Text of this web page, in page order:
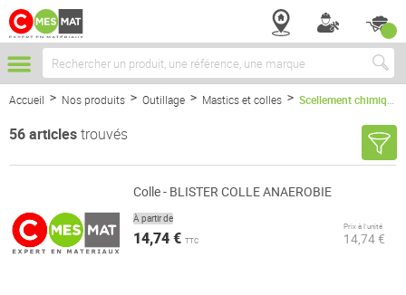
Chercher
Accueil Nos produits Outillage Mastics et colles Scellement chimique
56articlestrouvés
Colle - BLISTER COLLE ANAEROBIE
À partir de
14,74 € TTC
Prix à l’unité
14,74 €